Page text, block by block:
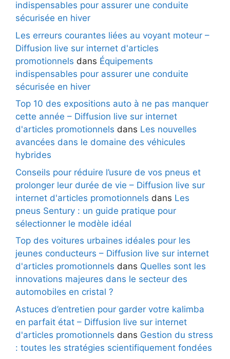
indispensables pour assurer une conduite
sécurisée en hiver
Les erreurs courantes liées au voyant moteur –
Diffusion live sur internet d'articles
promotionnels dans Équipements
indispensables pour assurer une conduite
sécurisée en hiver
Top 10 des expositions auto à ne pas manquer
cette année – Diffusion live sur internet
d'articles promotionnels dans Les nouvelles
avancées dans le domaine des véhicules
hybrides
Conseils pour réduire l’usure de vos pneus et
prolonger leur durée de vie – Diffusion live sur
internet d'articles promotionnels dans Les
pneus Sentury : un guide pratique pour
sélectionner le modèle idéal
Top des voitures urbaines idéales pour les
jeunes conducteurs – Diffusion live sur internet
d'articles promotionnels dans Quelles sont les
innovations majeures dans le secteur des
automobiles en cristal ?
Astuces d’entretien pour garder votre kalimba
en parfait état – Diffusion live sur internet
d'articles promotionnels dans Gestion du stress
: toutes les stratégies scientifiquement fondées